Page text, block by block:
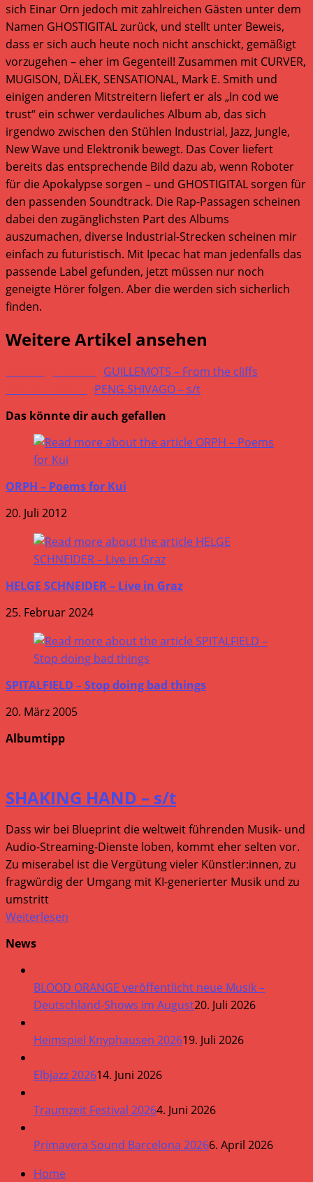
sich Einar Orn jedoch mit zahlreichen Gästen unter dem
Namen GHOSTIGITAL zurück, und stellt unter Beweis,
dass er sich auch heute noch nicht anschickt, gemäßigt
vorzugehen – eher im Gegenteil! Zusammen mit CURVER,
MUGISON, DÄLEK, SENSATIONAL, Mark E. Smith und
einigen anderen Mitstreitern liefert er als „In cod we
trust“ ein schwer verdauliches Album ab, das sich
irgendwo zwischen den Stühlen Industrial, Jazz, Jungle,
New Wave und Elektronik bewegt. Das Cover liefert
bereits das entsprechende Bild dazu ab, wenn Roboter
für die Apokalypse sorgen – und GHOSTIGITAL sorgen für
den passenden Soundtrack. Die Rap-Passagen scheinen
dabei den zugänglichsten Part des Albums
auszumachen, diverse Industrial-Strecken scheinen mir
einfach zu futuristisch. Mit Ipecac hat man jedenfalls das
passende Label gefunden, jetzt müssen nur noch
geneigte Hörer folgen. Aber die werden sich sicherlich
finden.
Weitere Artikel ansehen
GUILLEMOTS – From the cliffs
PENG.SHIVAGO – s/t
Das könnte dir auch gefallen
ORPH – Poems for Kui
20. Juli 2012
HELGE SCHNEIDER – Live in Graz
25. Februar 2024
SPITALFIELD – Stop doing bad things
20. März 2005
Albumtipp
SHAKING HAND – s/t
Dass wir bei Blueprint die weltweit führenden Musik- und
Audio-Streaming-Dienste loben, kommt eher selten vor.
Zu miserabel ist die Vergütung vieler Künstler:innen, zu
fragwürdig der Umgang mit KI-generierter Musik und zu
umstritt
Weiterlesen
News
BLOOD ORANGE veröffentlicht neue Musik –
Deutschland-Shows im August20. Juli 2026
Heimspiel Knyphausen 202619. Juli 2026
Elbjazz 202614. Juni 2026
Traumzeit Festival 20264. Juni 2026
Primavera Sound Barcelona 20266. April 2026
Home